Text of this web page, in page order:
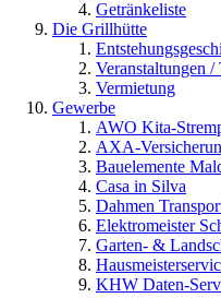
Getränkeliste
Die Grillhütte
Veranstaltungen /
Vermietung
Gewerbe
AWO Kita-
AXA-
Bauelemente
Casa in Silva
Dahmen
Elektromeister
Garten- &
KHW Daten-